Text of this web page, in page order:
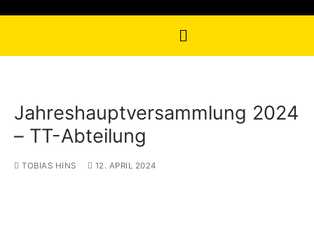
Jahreshauptversammlung 2024
– TT-Abteilung
TOBIAS HINS 12. APRIL 2024